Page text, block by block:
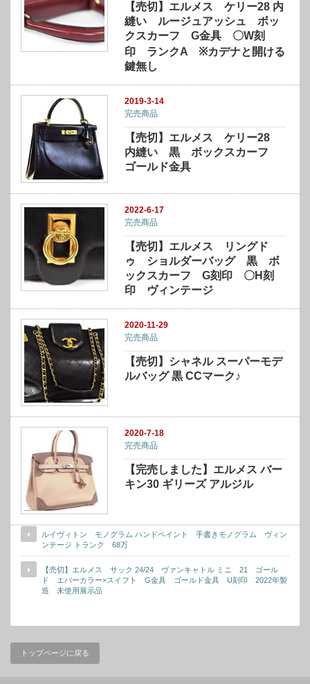
【売切】エルメス ケリー28 内
縫い ルージュアッシュ ボッ
クスカーフ G金具 〇W刻
印 ランクA ※カデナと開ける
鍵無し
2019-3-14
完売商品
【売切】エルメス ケリー28
内縫い 黒 ボックスカーフ
ゴールド金具
2022-6-17
完売商品
【売切】エルメス リングド
ゥ ショルダーバッグ 黒 ボ
ックスカーフ G刻印 〇H刻
印 ヴィンテージ
2020-11-29
完売商品
【売切】シャネル スーパーモデ
ルバッグ 黒 CCマーク♪
2020-7-18
完売商品
【完売しました】エルメス バー
キン30 ギリーズ アルジル
ルイヴィトン モノグラム ハンドペイント 手書きモノグラム ヴィン
ンテージ トランク 68万
【売切】エルメス サック 24/24 ヴァンキャトル ミニ 21 ゴール
ド エバーカラー×スイフト G金具 ゴールド金具 U刻印 2022年製
造 未使用展示品
トップページに戻る